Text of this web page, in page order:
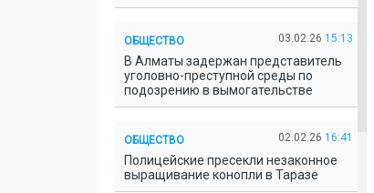
ОБЩЕСТВО 03.02.26 15:13
В Алматы задержан представитель
уголовно-преступной среды по
подозрению в вымогательстве
ОБЩЕСТВО 02.02.26 16:41
Полицейские пресекли незаконное
выращивание конопли в Таразе